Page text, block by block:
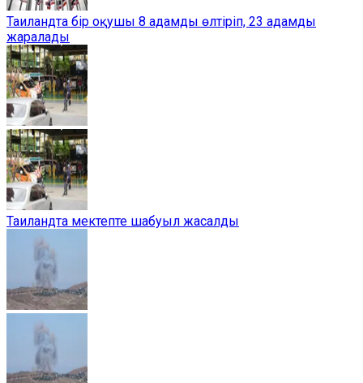
Таиландта бір оқушы 8 адамды өлтіріп, 23 адамды
жаралады
Таиландта мектепте шабуыл жасалды